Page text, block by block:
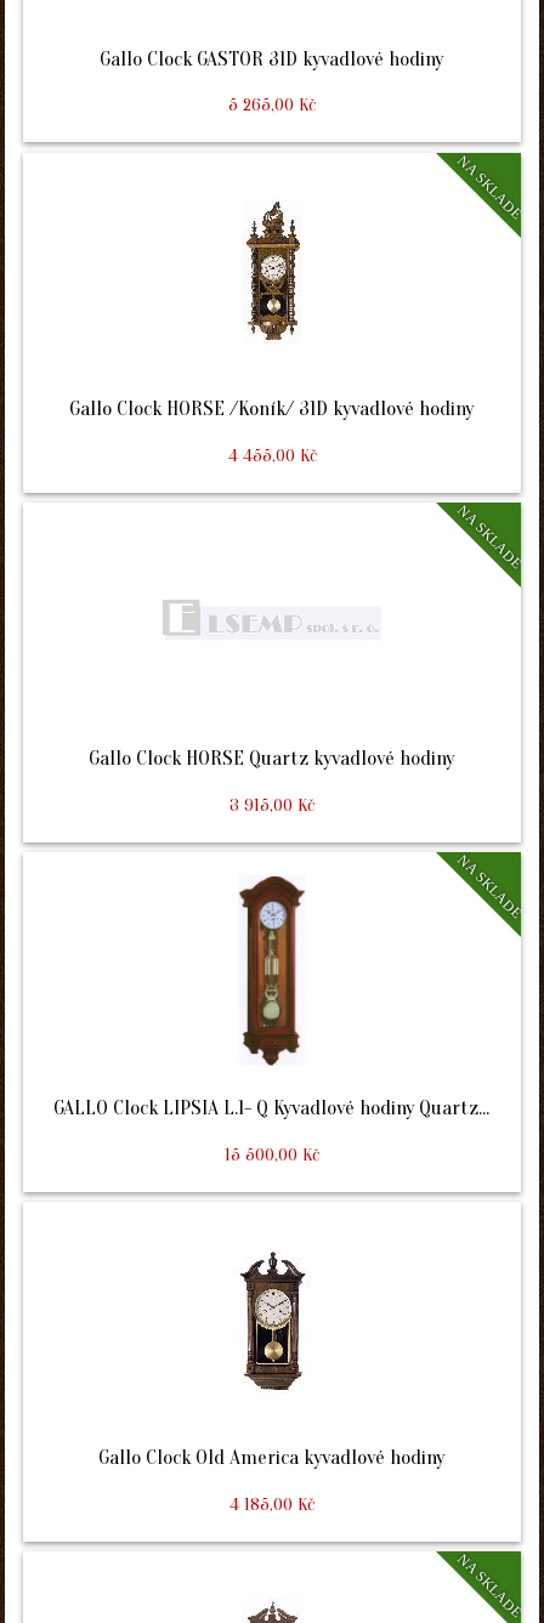
Gallo Clock GASTOR 31D kyvadlové hodiny
5 265,00 Kč
NA SKLADE
Gallo Clock HORSE /Koník/ 31D kyvadlové hodiny
4 455,00 Kč
NA SKLADE
Gallo Clock HORSE Quartz kyvadlové hodiny
3 915,00 Kč
NA SKLADE
GALLO Clock LIPSIA L.1- Q Kyvadlové hodiny Quartz...
15 500,00 Kč
Gallo Clock Old America kyvadlové hodiny
4 185,00 Kč
NA SKLADE